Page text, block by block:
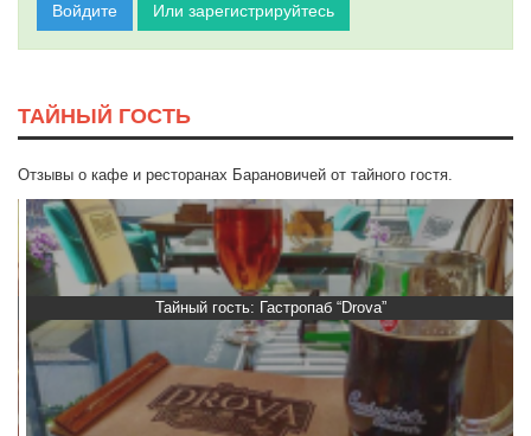
Войдите Или зарегистрируйтесь
ТАЙНЫЙ ГОСТЬ
Отзывы о кафе и ресторанах Барановичей от тайного гостя.
Тайный гость: Гастропаб “Drova”